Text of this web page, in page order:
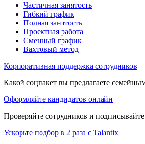
Частичная занятость
Гибкий график
Полная занятость
Проектная работа
Сменный график
Вахтовый метод
Корпоративная поддержка сотрудников
Какой соцпакет вы предлагаете
Оформляйте кандидатов онлайн
Проверяйте сотрудников и
Ускорьте подбор в 2 раза с Talantix